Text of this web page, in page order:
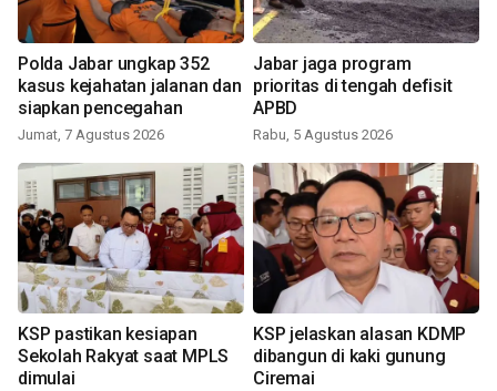
Polda Jabar ungkap 352
kasus kejahatan jalanan dan
siapkan pencegahan
Jumat, 7 Agustus 2026
Jabar jaga program
prioritas di tengah defisit
APBD
Rabu, 5 Agustus 2026
KSP pastikan kesiapan
Sekolah Rakyat saat MPLS
dimulai
KSP jelaskan alasan KDMP
dibangun di kaki gunung
Ciremai